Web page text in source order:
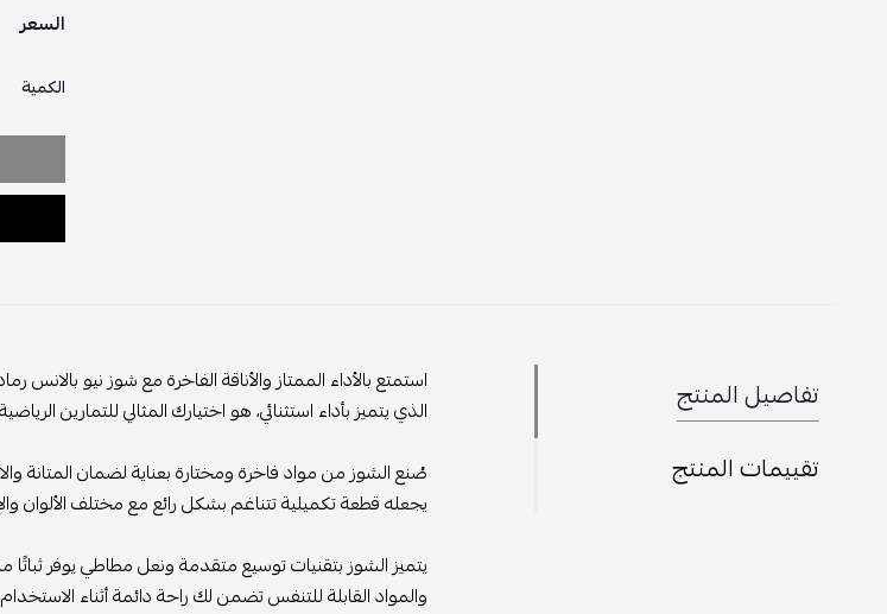
السعر
الكمية
تفاصيل المنتج
تقييمات المنتج
استمتع بالأداء الممتاز والأناقة الفاخرة مع شوز نيو
الذي يتميز بأداء استثنائي، هو اختيارك المثالي للتمارين
صُنع الشوز من مواد فاخرة ومختارة بعناية لضمان المتانة
يجعله قطعة تكميلية تتناغم بشكل رائع مع مختلف الألوان
يتميز الشوز بتقنيات توسيع متقدمة ونعل مطاطي يوفر ثباتًا
والمواد القابلة للتنفس تضمن لك راحة دائمة أثناء